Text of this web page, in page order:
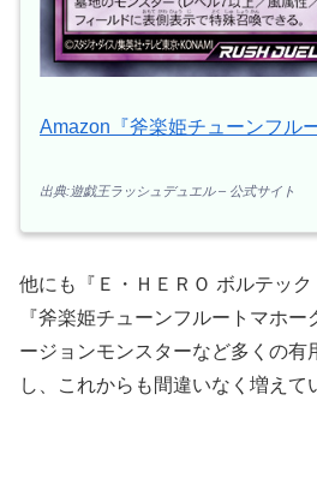
Amazon『斧楽姫チューンフル
出典:遊戯王ラッシュデュエル – 公式サイト
他にも『Ｅ・ＨＥＲＯ ボルテッ
『斧楽姫チューンフルートマホー
ージョンモンスターなど多くの有
し、これからも間違いなく増えて